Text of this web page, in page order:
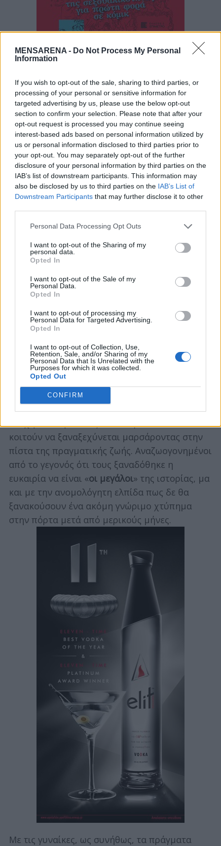
MENSARENA - Do Not Process My Personal
Information
If you wish to opt-out of the sale, sharing to third parties, or
processing of your personal or sensitive information for
targeted advertising by us, please use the below opt-out
section to confirm your selection. Please note that after your
opt-out request is processed you may continue seeing
interest-based ads based on personal information utilized by
us or personal information disclosed to third parties prior to
your opt-out. You may separately opt-out of the further
disclosure of your personal information by third parties on the
IAB’s list of downstream participants. This information may
also be disclosed by us to third parties on the IAB’s List of
Downstream Participants that may further disclose it to other
Personal Data Processing Opt Outs
I want to opt-out of the Sharing of my
personal data.
Opted In
I want to opt-out of the Sale of my
Personal Data.
Opted In
I want to opt-out of processing my
Personal Data for Targeted Advertising.
Opted In
I want to opt-out of Collection, Use,
Retention, Sale, and/or Sharing of my
Personal Data that Is Unrelated with the
Purposes for which it was collected.
Opted Out
CONFIRM
Το πόσο θα κρατήσει αυτή η δεύτερη
επιστροφή στο πατρικό και την εφηβεία
εξαρτάται από πολλούς παράγοντες. Από το
πόσο γρήγορα θα εξασφαλίσεις την οικονομική
άνεση και ασφάλεια, που θα σου επιτρέψει να
φτιάξεις ένα σπίτι στα δικά σου μέτρα, από το
πόσο γρήγορα θα βρεις μία καινούρια αγκαλιά,
ώστε να μετακομίσεις στο δικό της (τι νομίζετε
καλοαναθρεμμένα σκυλιά, τα οποία κάποια
στιγμή τα χάνουν τα αφεντικά τους;) από το
πόσο συχνά οι γονείς σου θα φέρνουν το
βουβά ένα οδυνηρό « θυμάσαι, που εμείς στα
λέγαμε;». Γνωρίζω αρκετούς που επέστρεψαν
for good και δε ξανάφυγαν ποτέ, αλλά στην
πλειοψηφία των περιπτώσεων (και ευτυχώς για
τις εταιρείες που πουλούν ηλεκτρονικά
gadgets και τηλεοράσεις plasma) το εν λόγω
διάλειμμα λογίζεται περίπου ως pit stop. Οι
γονείς ανεφοδιάζουν -συνήθως με κέφι-
ψυχολογικά καύσιμα και σπιτικό φαγητό τον
ατυχήσαντα γιο τους και απομένουν να τον
κοιτούν να ξαναξεχύνεται μαρσάροντας στην
πίστα της πραγματικής ζωής. Αναζωογονημένοι
από το γεγονός ότι τους ξαναδόθηκε η
ευκαιρία να είναι «οι μεγάλοι» της ιστορίας, μα
και με την ανομολόγητη ελπίδα πως δε θα
ξανακούσουν ένα ακόμη γνώριμο χτύπημα
στην πόρτα μετά από μερικούς μήνες.
Με τις γυναίκες, ως συνήθως, τα πράγματα